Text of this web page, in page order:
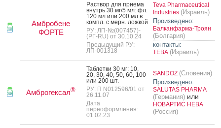
Амбробене
ФОРТЕ
Рас­твор для при­ема
внутрь 30 мг/5 мл: фл.
120 мл или 200 мл в
компл. с мерн. лож­кой
РУ: ЛП-№(007457)-
(РГ-RU) от 30.10.24
Предыдущий РУ:
ЛП-001318
Teva Pharmaceutical
Industries (Израиль)
Произведено:
Балканфарма-Троян
(Болгария)
контакты:
ТЕВА (Израиль)
Амброгексал®
Таб­летки 30 мг: 10,
20, 30, 40, 50, 60, 100
или 200 шт.
РУ: П N012596/01 от
26.11.07
Дата
переоформления:
01.02.23
SANDOZ (Словения)
Произведено:
SALUTAS PHARMA
(Германия) или
НОВАРТИС НЕВА
(Россия)